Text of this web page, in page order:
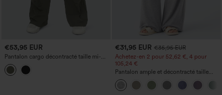
€53,95 EUR
Pantalon cargo décontracté taille mi-
haute, coupe ample à jambe large,
braguette zippée avec bouton et poches
latérales
€31,95 EUR €35,95 EUR
Achetez-en 2 pour 52,62 €, 4 pour
105,24 €
Pantalon ample et décontracté taille
haute à cordon, avec poches et jambes
larges